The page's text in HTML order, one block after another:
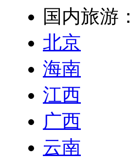
国内旅游：
北京
海南
江西
广西
云南